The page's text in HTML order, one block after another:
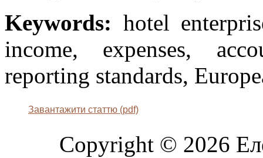
Keywords: hotel
income, expenses,
reporting standards,
Завантажити статтю (pdf)
Copyright © 2026